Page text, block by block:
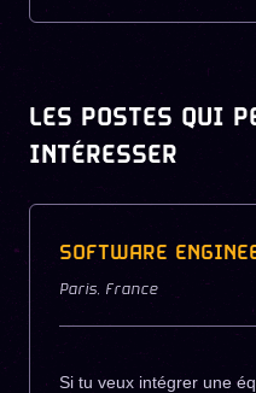
LES POSTES QUI
INTÉRESSER
SOFTWARE
Paris, France
Si tu veux intégrer une